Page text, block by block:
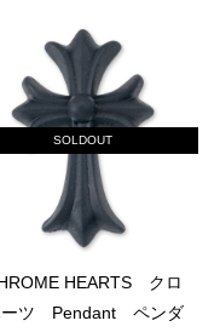
SOLDOUT
HEARTS クロ
ーツ Pendant ペンダ